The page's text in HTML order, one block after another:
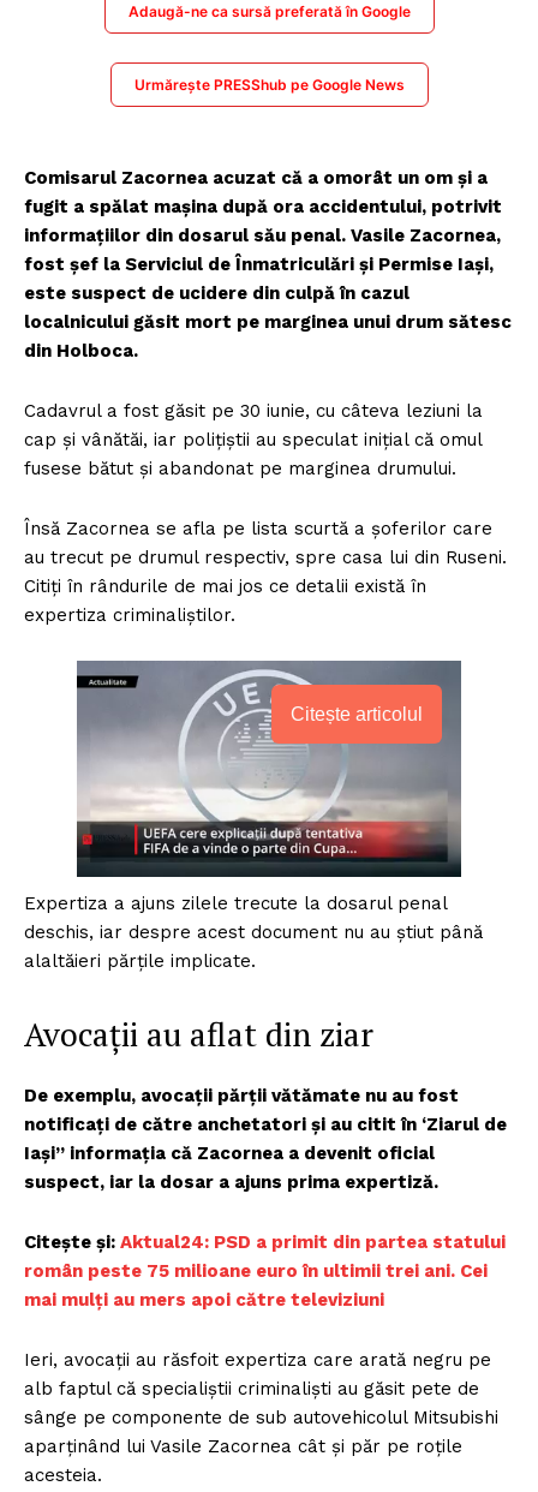
Adaugă-ne ca sursă preferată în Google
Urmărește PRESShub pe Google News
Comisarul Zacornea acuzat că a omorât un om și a
fugit a spălat maşina după ora accidentului, potrivit
informațiilor din dosarul său penal. Vasile Zacornea,
fost şef la Serviciul de Înmatriculări şi Permise Iaşi,
este suspect de ucidere din culpă în cazul
localnicului găsit mort pe marginea unui drum sătesc
din Holboca.
Cadavrul a fost găsit pe 30 iunie, cu câteva leziuni la
cap şi vânătăi, iar poliţiştii au speculat iniţial că omul
fusese bătut şi abandonat pe marginea drumului.
Însă Zacornea se afla pe lista scurtă a şoferilor care
au trecut pe drumul respectiv, spre casa lui din Ruseni.
Citiţi în rândurile de mai jos ce detalii există în
expertiza criminaliştilor.
Citește articolul
Expertiza a ajuns zilele trecute la dosarul penal
deschis, iar despre acest document nu au ştiut până
alaltăieri părţile implicate.
Avocații au aflat din ziar
De exemplu, avocaţii părţii vătămate nu au fost
notificaţi de către anchetatori şi au citit în ‘Ziarul de
Iaşi” informaţia că Zacornea a devenit oficial
suspect, iar la dosar a ajuns prima expertiză.
Citește și: Aktual24: PSD a primit din partea statului
român peste 75 milioane euro în ultimii trei ani. Cei
mai mulți au mers apoi către televiziuni
Ieri, avocaţii au răsfoit expertiza care arată negru pe
alb faptul că specialiştii criminalişti au găsit pete de
sânge pe componente de sub autovehicolul Mitsubishi
aparţinând lui Vasile Zacornea cât şi păr pe roţile
acesteia.